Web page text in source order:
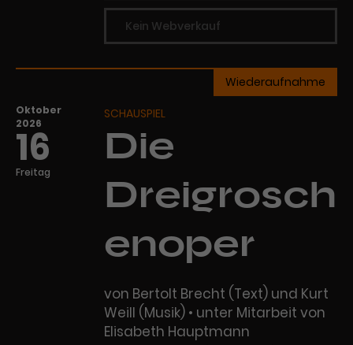
Kein Webverkauf
Oktober
2026
16
Freitag
Wiederaufnahme
SCHAUSPIEL
Die
Dreigrosch
enoper
von Bertolt Brecht (Text) und Kurt
Weill (Musik) • unter Mitarbeit von
Elisabeth Hauptmann